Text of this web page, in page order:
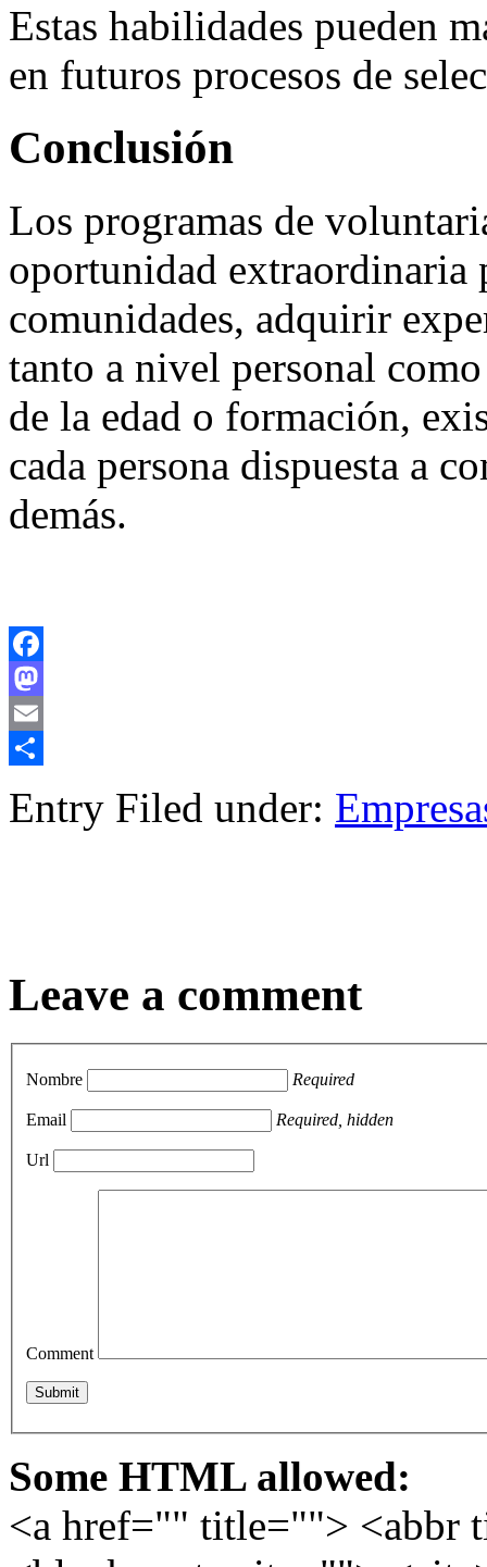
Estas habilidades pueden
en futuros procesos de
Conclusión
Los programas de
oportunidad extraordinaria
comunidades, adquirir
tanto a nivel personal
de la edad o formación,
cada persona dispuesta a
demás.
Facebook
Mastodon
Email
Entry Filed under:
Leave a comment
Nombre Required
Email Required, hidden
Url
Comment
Some HTML allowed:
<a href="" title=""> <abbr